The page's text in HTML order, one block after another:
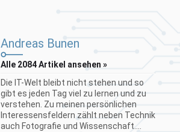
Andreas Bunen
Alle 2084 Artikel ansehen »
Die IT-Welt bleibt nicht stehen und so
gibt es jeden Tag viel zu lernen und zu
verstehen. Zu meinen persönlichen
Interessensfeldern zählt neben Technik
auch Fotografie und Wissenschaft....